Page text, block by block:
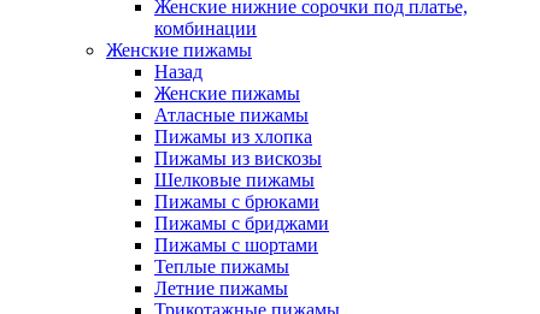
Женские нижние сорочки под платье,
комбинации
Женские пижамы
Назад
Женские пижамы
Атласные пижамы
Пижамы из хлопка
Пижамы из вискозы
Шелковые пижамы
Пижамы с брюками
Пижамы с бриджами
Пижамы с шортами
Теплые пижамы
Летние пижамы
Трикотажные пижамы